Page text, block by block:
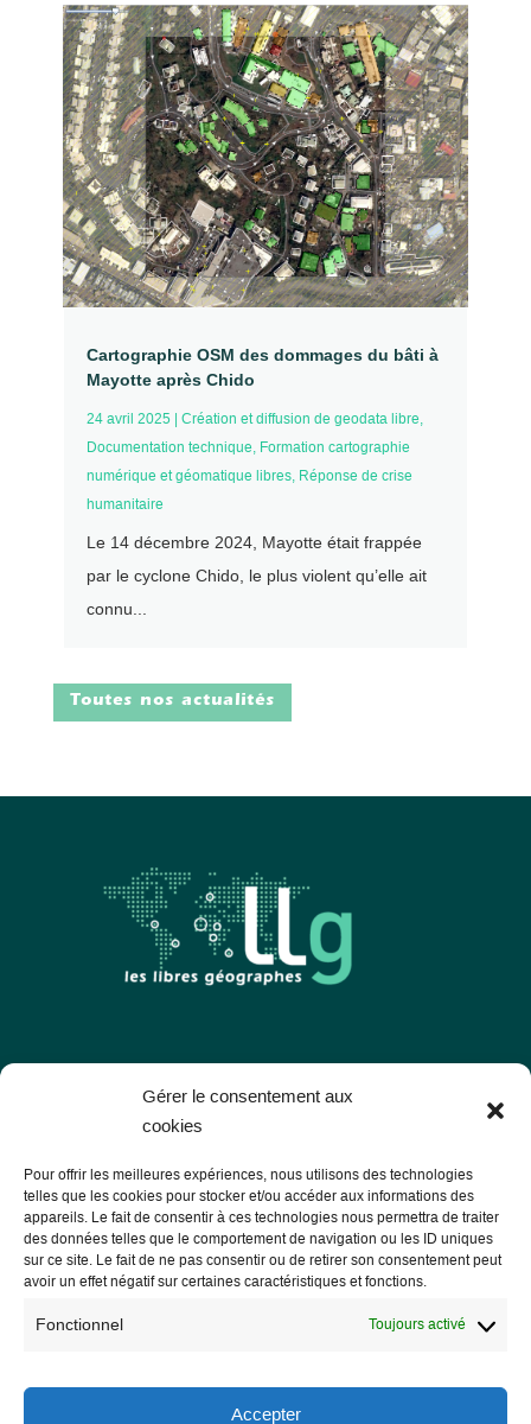
Gérer le consentement aux
cookies
Pour offrir les meilleures expériences, nous utilisons des technologies
telles que les cookies pour stocker et/ou accéder aux informations des
appareils. Le fait de consentir à ces technologies nous permettra de traiter
des données telles que le comportement de navigation ou les ID uniques
sur ce site. Le fait de ne pas consentir ou de retirer son consentement peut
avoir un effet négatif sur certaines caractéristiques et fonctions.
Fonctionnel Toujours activé
Accepter
Cartographie OSM des dommages du bâti à
Mayotte après Chido
24 avril 2025 Création et diffusion de geodata libre,
Documentation technique, Formation cartographie
numérique et géomatique libres, Réponse de crise
humanitaire
Le 14 décembre 2024, Mayotte était frappée
par le cyclone Chido, le plus violent qu’elle ait
connu...
Toutes nos actualités
Les Libres Géographes
56000 Vannes
— Nous contacter